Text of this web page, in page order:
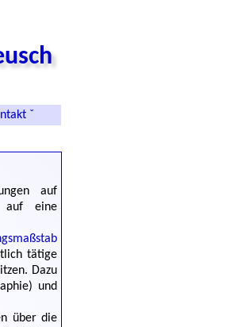
ˇ
auf
auf eine
tätige
Dazu
und
über die